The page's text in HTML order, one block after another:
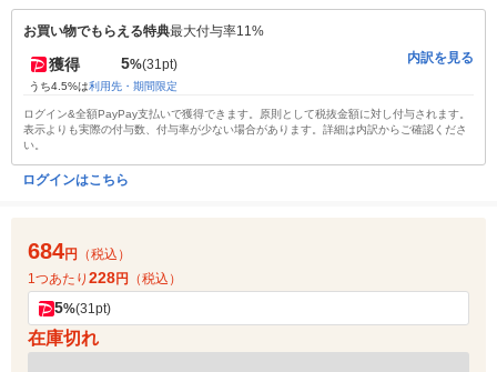
お買い物でもらえる特典最大付与率11%
獲得 5%(31pt)
うち4.5%は利用先・期間限定
内訳を見る
ログイン&全額PayPay支払いで獲得できます。原則として税抜金額に対し付与されます。
表示よりも実際の付与数、付与率が少ない場合があります。詳細は内訳からご確認くださ
い。
ログインはこちら
684円
（税込）
1つあたり 228円 （税込）
5%(31pt)
在庫切れ